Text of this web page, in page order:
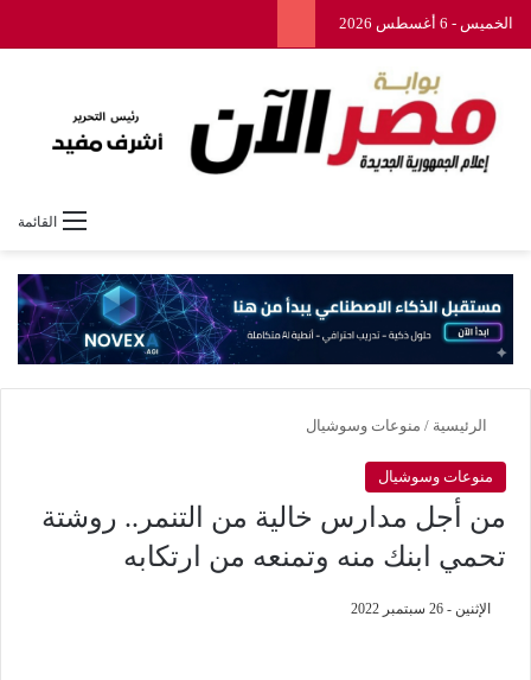
الخميس - 6 أغسطس 2026
القائمة
الرئيسية / منوعات وسوشيال
منوعات وسوشيال
من أجل مدارس خالية من التنمر.. روشتة
تحمي ابنك منه وتمنعه من ارتكابه
الإثنين - 26 سبتمبر 2022